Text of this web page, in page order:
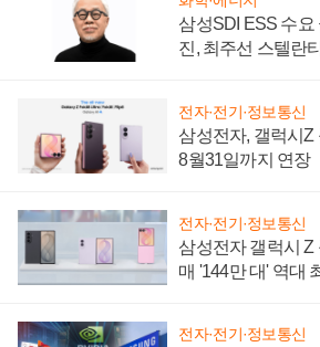
삼성SDI ESS 수요
진, 최주선 스텔란
전자·전기·정보통신
삼성전자, 갤럭시Z
8월31일까지 연장
전자·전기·정보통신
삼성전자 갤럭시 Z
매 '144만 대' 역대
전자·전기·정보통신